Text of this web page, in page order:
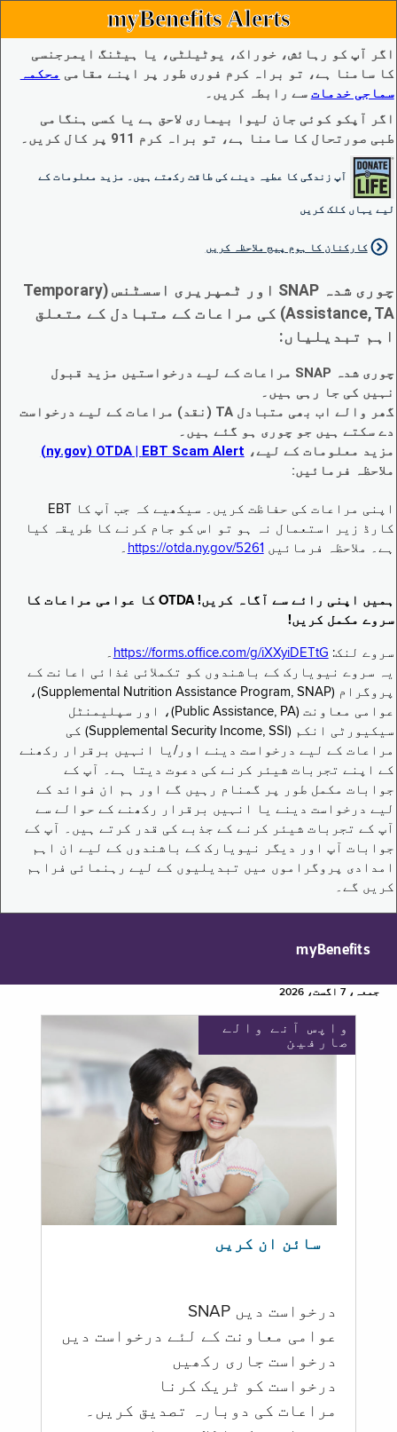
myBenefits Alerts
اگر آپ کو رہائش، خوراک، یوٹیلٹی، یا ہیٹنگ ایمرجنسی
کا سامنا ہے، تو براہ کرم فوری طور پر اپنے مقامی محکمہ
سماجی خدمات سے رابطہ کریں۔
اگر آپکو کوئی جان لیوا بیماری لاحق ہے یا کسی ہنگامی
طبی صورتحال کا سامنا ہے، تو براہ کرم 911 پر کال کریں۔
آپ زندگی کا عطیہ دینے کی طاقت رکھتے ہیں۔ مزید معلومات کے
لیے یہاں کلک کریں
کارکنان کا ہوم پیج ملاحظہ کریں
چوری شدہ SNAP اور ٹمپریری اسسٹنس (Temporary
Assistance, TA) کی مراعات کے متبادل کے متعلق
اہم تبدیلیاں:
چوری شدہ SNAP مراعات کے لیے درخواستیں مزید قبول
نہیں کی جا رہی ہیں۔
گھر والے اب بھی متبادل TA (نقد) مراعات کے لیے درخواست
دے سکتے ہیں جو چوری ہو گئے ہیں۔
مزید معلومات کے لیے، EBT Scam Alert ‏| OTDA ‏(ny.gov)
ملاحظہ فرمائیں:
اپنی مراعات کی حفاظت کریں۔ سیکھیے کہ جب آپ کا EBT
کارڈ زیر استعمال نہ ہو تو اس کو جام کرنے کا طریقہ کیا
ہے۔ ملاحظہ فرمائیں https://otda.ny.gov/5261 ۔
ہمیں اپنی رائے سے آگاہ کریں! OTDA کا عوامی مراعات کا
سروے مکمل کریں!
سروے لنک: https://forms.office.com/g/iXXyiDETtG ۔
یہ سروے نیویارک کے باشندوں کو تکملائی غذائی اعانت کے
پروگرام (Supplemental Nutrition Assistance Program, SNAP)،
عوامی معاونت (Public Assistance, PA)، اور سپلیمنٹل
سیکیورٹی انکم (Supplemental Security Income, SSI) کی
مراعات کے لیے درخواست دینے اور/یا انہیں برقرار رکھنے
کے اپنے تجربات شیئر کرنے کی دعوت دیتا ہے۔ آپ کے
جوابات مکمل طور پر گمنام رہیں گے اور ہم ان فوائد کے
لیے درخواست دینے یا انہیں برقرار رکھنے کے حوالے سے
آپ کے تجربات شیئر کرنے کے جذبے کی قدر کرتے ہیں۔ آپ کے
جوابات آپ اور دیگر نیویارک کے باشندوں کے لیے ان اہم
امدادی پروگراموں میں تبدیلیوں کے لیے رہنمائی فراہم
کریں گے۔
myBenefits
جمعہ، 7 اگست، 2026
واپس آنے والے
صارفین
سائن ان کریں
درخواست دیں SNAP
عوامی معاونت کے لئے درخواست دیں
درخواست جاری رکھیں
درخواست کو ٹریک کرنا
مراعات کی دوبارہ تصدیق کریں۔